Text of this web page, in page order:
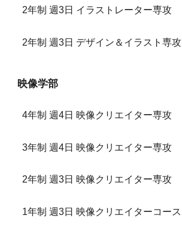
2年制 週3日 イラストレーター専攻
2年制 週3日 デザイン＆イラスト専攻
映像学部
4年制 週4日 映像クリエイター専攻
3年制 週4日 映像クリエイター専攻
2年制 週3日 映像クリエイター専攻
1年制 週3日 映像クリエイターコース